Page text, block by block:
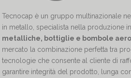
Tecnocap è un gruppo multinazionale
in metallo, specialista nella produzione
metalliche, bottiglie e bombole
mercato la combinazione perfetta tra
tecnologie che consente al cliente di
garantire integrità del prodotto, lunga